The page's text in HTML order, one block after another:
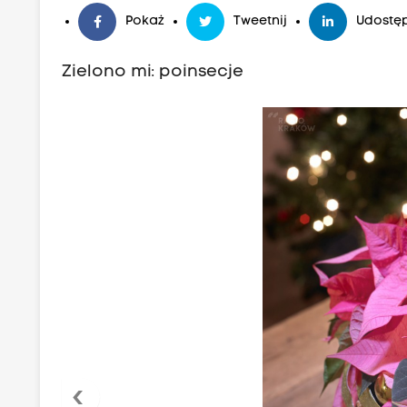
Pokaż Tweetnij
Zielono mi: poinsecje
‹